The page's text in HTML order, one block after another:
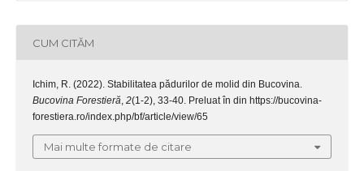
CUM CITĂM
Ichim, R. (2022). Stabilitatea pădurilor de molid din Bucovina.
Bucovina Forestieră, 2(1-2), 33-40. Preluat în din https://bucovina-
forestiera.ro/index.php/bf/article/view/65
Mai multe formate de citare